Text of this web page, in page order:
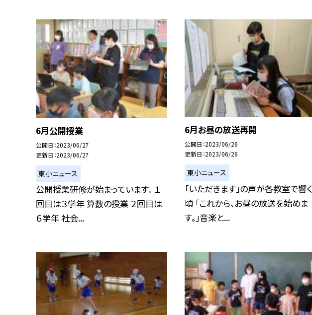
6月公開授業
公開日 2023/06/27
更新日 2023/06/27
東小ニュース
公開授業研修が始まっています。 １
回目は３学年 算数の授業 ２回目は
６学年 社会...
6月お昼の放送再開
公開日 2023/06/26
更新日 2023/06/26
東小ニュース
「いただきます」の声が各教室で響く
頃 「これから、お昼の放送を始めま
す。」音楽と...